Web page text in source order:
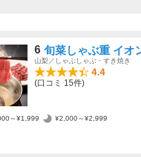
6 旬菜しゃぶ重 イオ
山梨／しゃぶしゃぶ・すき焼き
4.4
(口コミ 15件)
～¥1,999 ¥2,000～¥2,999